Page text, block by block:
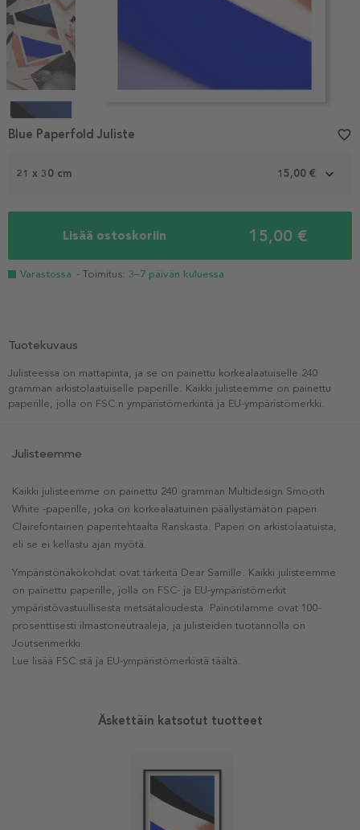
1
21 x 30 cm 15,00 €
Lisää ostoskoriin 15,00 €
Varastossa - Toimitus: 3–7 päivän kuluessa
Blue Paperfold Juliste favorite_border
Tuotekuvaus
Julisteessa on mattapinta, ja se on painettu korkealaatuiselle 240
gramman arkistolaatuiselle paperille. Kaikki julisteemme on painettu
paperille, jolla on FSC:n ympäristömerkintä ja EU-ympäristömerkki.
Julisteemme
Kaikki julisteemme on painettu 240 gramman Multidesign Smooth
White -paperille, joka on korkealaatuinen päällystämätön paperi
Clairefontainen paperitehtaalta Ranskasta. Paperi on arkistolaatuista,
eli se ei kellastu ajan myötä.
Ympäristönäkökohdat ovat tärkeitä Dear Samille. Kaikki julisteemme
on painettu paperille, jolla on FSC- ja EU-ympäristömerkit
ympäristövastuullisesta metsätaloudesta. Painotilamme ovat 100-
prosenttisesti ilmastoneutraaleja, ja julisteiden tuotannolla on
Joutsenmerkki.
Lue lisää FSC:stä ja EU-ympäristömerkistä täältä.
Äskettäin katsotut tuotteet